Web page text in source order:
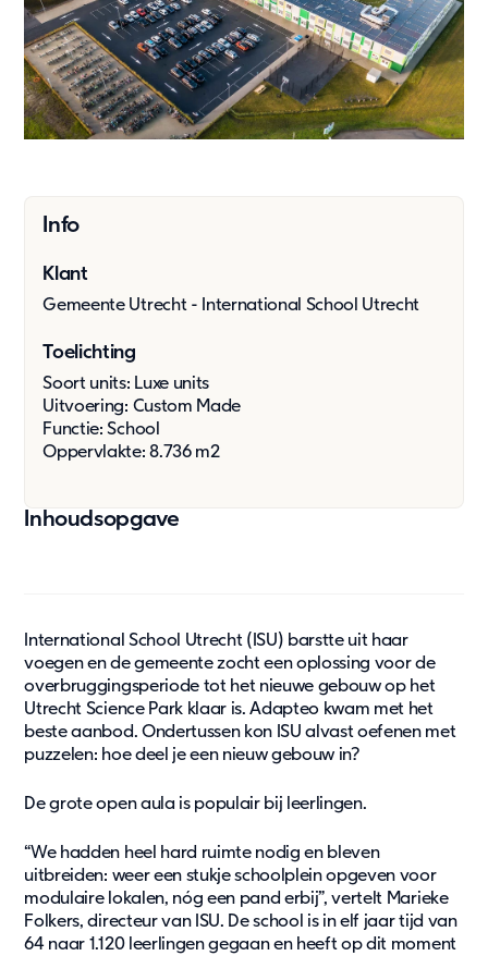
Oplossingen
Bouw & industrie
Kantoor
Kinderopvang
Wonen
Zorg & Gezondheid
Onze oplossingen
Duurzaamheid
Onze aanpak
Rapportage en naleving
Duurzaamheid
Updates
Over Ons
Contact
Pers & media
Vacatures
Ons doel
Over ons
Info
Klant
Gemeente Utrecht - International School Utrecht
Toelichting
Soort units: Luxe units
Uitvoering: Custom Made
Functie: School
Oppervlakte: 8.736 m2
Inhoudsopgave
International School Utrecht (ISU) barstte uit haar
voegen en de gemeente zocht een oplossing voor de
overbruggingsperiode tot het nieuwe gebouw op het
Utrecht Science Park klaar is. Adapteo kwam met het
beste aanbod. Ondertussen kon ISU alvast oefenen met
puzzelen: hoe deel je een nieuw gebouw in?
De grote open aula is populair bij leerlingen.
“We hadden heel hard ruimte nodig en bleven
uitbreiden: weer een stukje schoolplein opgeven voor
modulaire lokalen, nóg een pand erbij”, vertelt Marieke
Folkers, directeur van ISU. De school is in elf jaar tijd van
64 naar 1.120 leerlingen gegaan en heeft op dit moment